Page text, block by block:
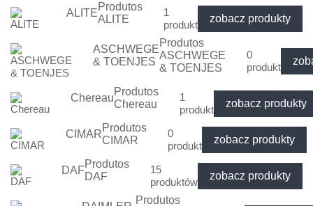
ALITE
Produtos
ALITE
1
produkt
zobacz produkty
ASCHWEGE
& TOENJES
Produtos
ASCHWEGE
& TOENJES
0
produkt
Chereau
Produtos
Chereau
1
produkt
zobacz produkty
CIMAR
Produtos
CIMAR
0
produkt
zobacz produkty
DAF
Produtos
DAF
15
produktów
zobacz produkty
Produtos